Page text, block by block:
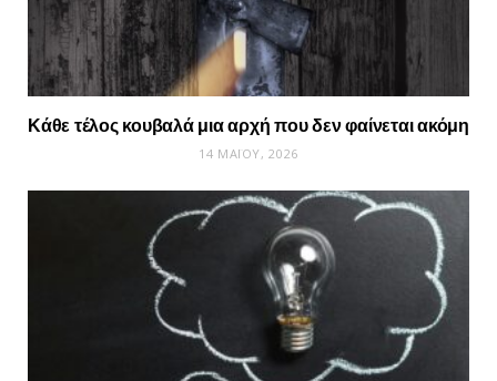
Κάθε τέλος κουβαλά μια αρχή που δεν φαίνεται ακόμη
14 ΜΑΪ́ΟΥ, 2026